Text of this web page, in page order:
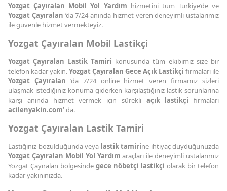
Yozgat Çayıralan Mobil Yol Yardım hizmetini tüm Türkiye’de ve
Yozgat Çayıralan ’da 7/24 anında hizmet veren deneyimli ustalarımız
ile güvenle hizmet vermekteyiz.
Yozgat Çayıralan Mobil Lastikçi
Yozgat Çayıralan Lastik Tamiri konusunda tüm ekibimiz size bir
telefon kadar yakın.Yozgat Çayıralan Gece Açık Lastikçi firmaları ile
Yozgat Çayıralan ’da 7/24 online hizmet veren firmamız sizleri
ulaşmak istediğiniz konuma giderken karşılaştığınız lastik sorunlarına
karşı anında hizmet vermek için sürekli açık lastikçi firmaları
acilenyakin.com’da.
Yozgat Çayıralan Lastik Tamiri
Lastiğiniz bozulduğunda veya lastik tamirine ihtiyaç duyduğunuzda
Yozgat Çayıralan Mobil Yol Yardımaraçları ile deneyimli ustalarımız
Yozgat Çayıralan bölgesinde gece nöbetçi lastikçi olarak bir telefon
kadar yakınınızda.